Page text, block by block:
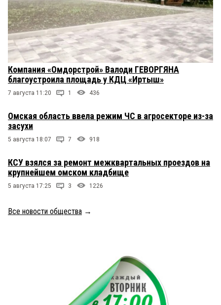
Компания «Омдорстрой» Валоди ГЕВОРГЯНА
благоустроила площадь у КДЦ «Иртыш»
7 августа 11:20 1 436
Омская область ввела режим ЧС в агросекторе из-за
засухи
5 августа 18:07 7 918
КСУ взялся за ремонт межквартальных проездов на
крупнейшем омском кладбище
5 августа 17:25 3 1226
Все новости общества →